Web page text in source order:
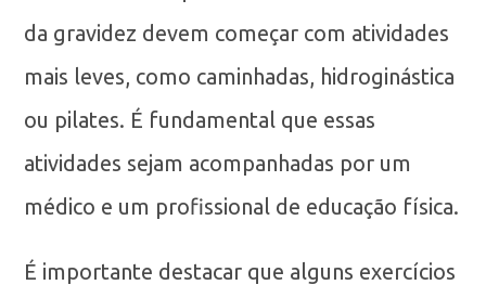
da gravidez devem começar com atividades
mais leves, como caminhadas, hidroginástica
ou pilates. É fundamental que essas
atividades sejam acompanhadas por um
médico e um profissional de educação física.
É importante destacar que alguns exercícios